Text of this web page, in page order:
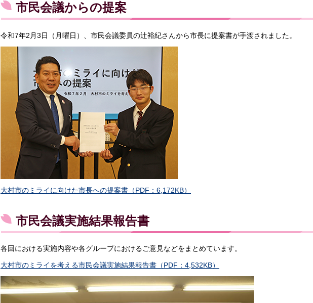
市民会議からの提案
令和7年2月3日（月曜日）、市民会議委員の辻裕紀さんから市長に提案書が手渡されました。
大村市のミライに向けた市長への提案書（PDF：6,172KB）
市民会議実施結果報告書
各回における実施内容や各グループにおけるご意見などをまとめています。
大村市のミライを考える市民会議実施結果報告書（PDF：4,532KB）